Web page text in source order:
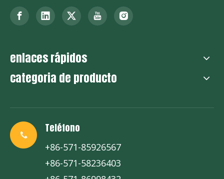
enlaces rápidos
categoria de producto
Teléfono
+86-571-85926567
+86-571-58236403